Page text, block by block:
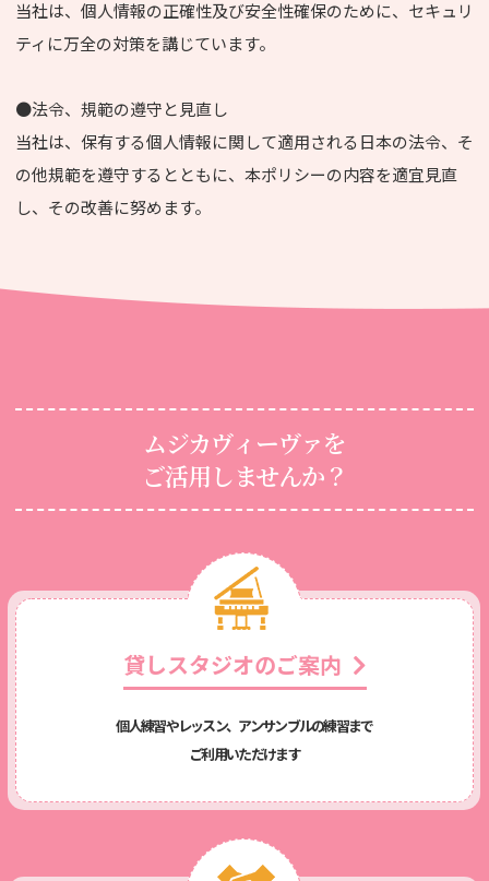
当社は、個人情報の正確性及び安全性確保のために、セキュリ
ティに万全の対策を講じています。
●法令、規範の遵守と見直し
当社は、保有する個人情報に関して適用される日本の法令、そ
の他規範を遵守するとともに、本ポリシーの内容を適宜見直
し、その改善に努めます。
ムジカヴィーヴァを
ご活用しませんか？
貸しスタジオのご案内
個人練習やレッスン、アンサンブルの練習まで
ご利用いただけます